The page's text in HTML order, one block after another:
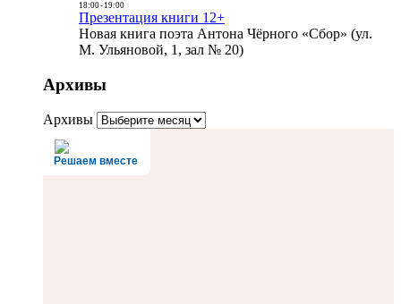
18:00- 19:00
Презентация книги 12+
Новая книга поэта Антона Чёрного «Сбор» (ул.
М. Ульяновой, 1, зал № 20)
Архивы
Архивы
Решаем вместе